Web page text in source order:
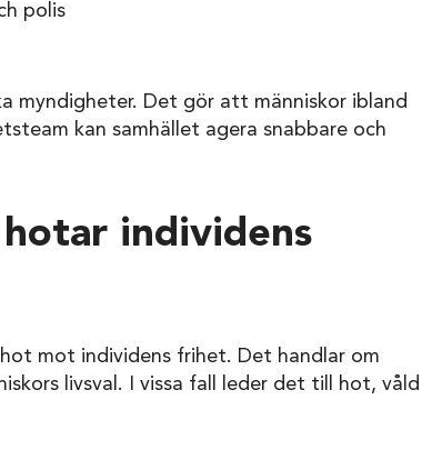
polis
myndigheter. Det gör att människor ibland
kan samhället agera snabbare och
individens
mot individens frihet. Det handlar om
livsval. I vissa fall leder det till hot, våld